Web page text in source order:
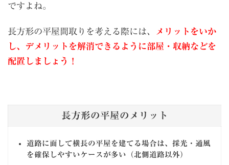
ですよね。
長方形の平屋間取りを考える際には、
メリットをいか
し、デメリットを解消できるように部屋・収納などを
配置しましょう！
長方形の平屋のメリット
道路に面して横長の平屋を建てる場合は、採光・通風
を確保しやすいケースが多い（北側道路以外）